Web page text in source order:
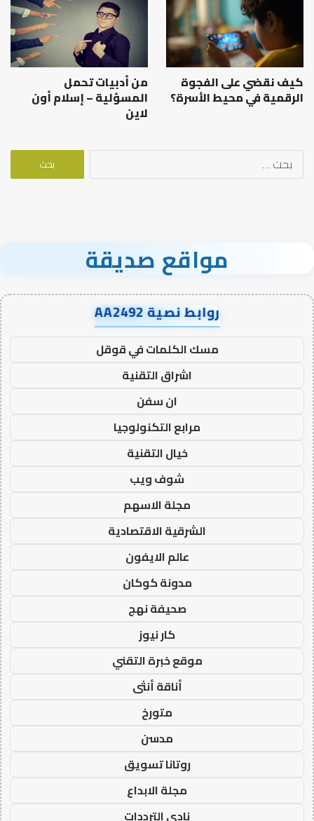
كيف نقضي على الفجوة
الرقمية في محيط الأسرة؟
من أدبيات تحمل
المسؤلية – إسلام أون
لاين
البحث
مواقع صديقة
روابط نصية AA2492
مسك الكلمات في قوقل
اشراق التقنية
ان سفن
مرابع التكنولوجيا
خيال التقنية
شوف ويب
مجلة الاسهم
الشرقية الاقتصادية
عالم الايفون
مدونة كوكان
صحيفة نهج
كار نيوز
موقع خبرة التقني
أناقة أنثى
متورخ
مدسن
روتانا تسويق
مجلة الابداع
نادي الترددات